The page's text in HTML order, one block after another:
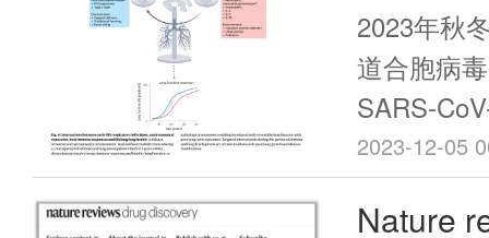
种的推迟
此种犹豫
重大威胁
作组以应
流感以及
一步凸显
2023年秋
道合胞病
SARS-
体导致的
北到南，
方面，从
2023-12-05
Nature